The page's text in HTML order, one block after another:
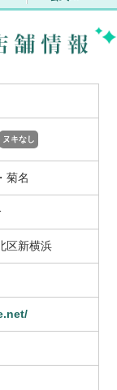
ヌキなし
菊名
区新横浜